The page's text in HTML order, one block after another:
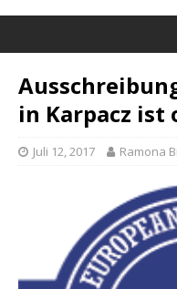
in Karpacz ist
Juli 12, 2017 Ramona